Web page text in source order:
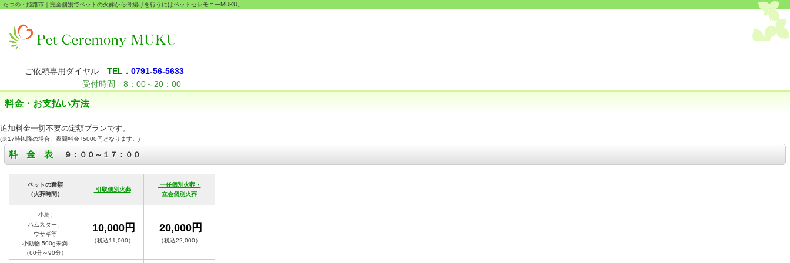
たつの・姫路市｜完全個別でペットの火葬から骨揚げを行うにはペットセレモニーMUKU。
ご依頼専用ダイヤル TEL． 0791-56-5633
受付時間 8：00～20：00
料金・お支払い方法
追加料金一切不要の定額プランです。
(※17時以降の場合、夜間料金+5000円となります。)
料 金 表 ９：００～１７：００
ペットの種類
（火葬時間）
引取個別火葬
一任個別火葬・
立会個別火葬
小鳥、
ハムスター、
ウサギ等
小動物 500g未満
（60分～90分）
10,000円
（税込11,000）
20,000円
（税込22,000）